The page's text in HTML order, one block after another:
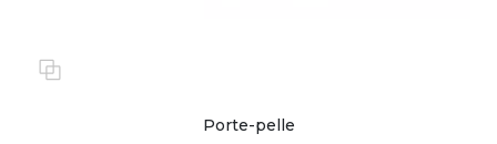
Porte-pelle